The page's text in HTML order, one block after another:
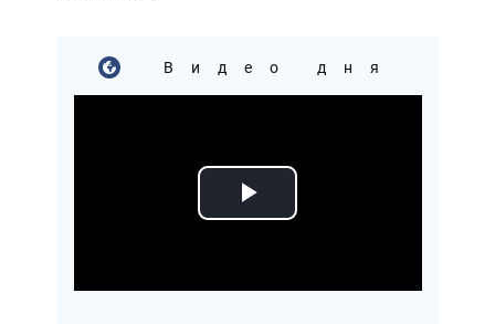
Видео дня
Play